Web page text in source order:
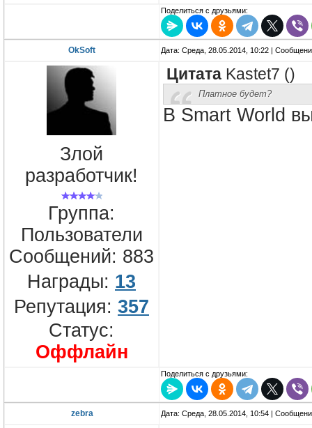
Поделиться с друзьями:
OkSoft Дата: Среда, 28.05.2014, 10:22 |
Злой
разработчик!
Группа:
Пользователи
Сообщений: 883
Награды: 13
Репутация: 357
Статус:
Оффлайн
Цитата Kastet7 ()
Платное будет?
В Smart World
Поделиться с друзьями:
zebra Дата: Среда, 28.05.2014, 10:54 |